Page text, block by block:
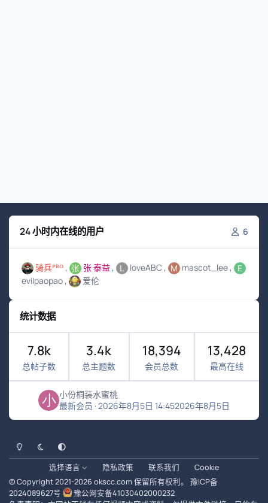
24 小时内在线的用户 6
骑兵ᴾᴿᴼ 张 泰益 loveABC
mascot_lee
evilpaopao
爱伦
统计数据
7.8k
总帖子数
3.4k
总主题数
18,394
会员总数
13,428
最高在线
小份桐装水蜜桃
最新会员 ·2026年8月5日 14:452026年8月5日
浅色模式黑暗模式系统偏好
选择语言 隐私政策 联系我们
Cookie
© Copyright 2021-2026 okscc.com 保留所有权利。 豫ICP备
2024089627号
豫公网安备41030402000232